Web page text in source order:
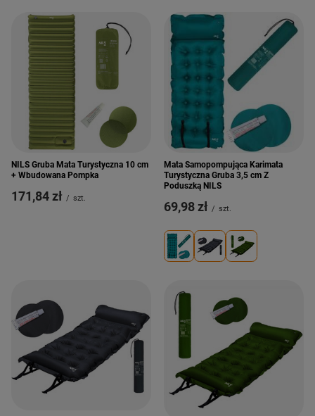
NILS Gruba Mata Turystyczna 10 cm
+ Wbudowana Pompka
171,84 zł / szt.
Mata Samopompująca Karimata
Turystyczna Gruba 3,5 cm Z
Poduszką NILS
69,98 zł / szt.